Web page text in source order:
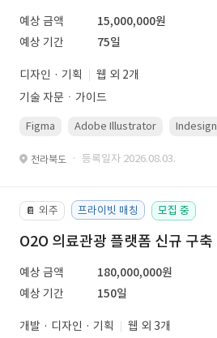
예상 금액
15,000,000원
예상 기간
75일
디자인 · 기획
웹 외 2개
기술 자문ㆍ가이드
Figma Adobe Illustrator Indesign
전라북도 · 등록일자 2026.08.03.
📔 외주 프라이빗 매칭 모집 중
O2O 의료관광 플랫폼 신규 구축
예상 금액
180,000,000원
예상 기간
150일
개발 · 디자인 · 기획
웹 외 3개